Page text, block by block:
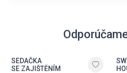
SEDAČKA
SE ZAJIŠTĚNÍM